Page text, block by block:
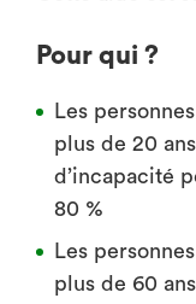
Pour qui ?
Les
plus de 20
d’incapacité
80 %
Les
plus de 60